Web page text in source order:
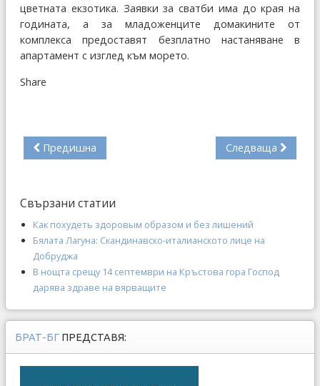
цветната екзотика. Заявки за сватби има до края на
годината, а за младоженците домакините от
комплекса предоставят безплатно настаняване в
апартамент с изглед към морето.
Share
Предишна Следваща
Свързани статии
Как похудеть здоровым образом и без лишений
Бялата Лагуна: Скандинавско-италианското лице на
Добруджа
В нощта срещу 14 септември на Кръстова гора Господ
дарява здраве на вярващите
БРАТ-БГ ПРЕДСТАВЯ: